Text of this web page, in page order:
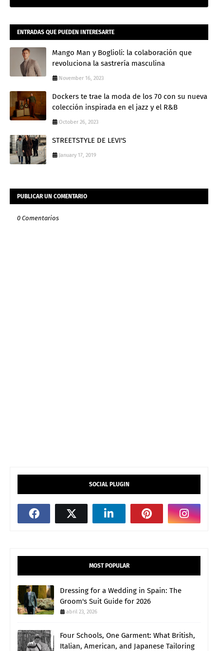
ENTRADAS QUE PUEDEN INTERESARTE
Mango Man y Boglioli: la colaboración que
revoluciona la sastrería masculina
November 16, 2023
Dockers te trae la moda de los 70 con su nueva
colección inspirada en el jazz y el R&B
October 26, 2023
STREETSTYLE DE LEVI'S
January 17, 2019
PUBLICAR UN COMENTARIO
0 Comentarios
SOCIAL PLUGIN
MOST POPULAR
Dressing for a Wedding in Spain: The
Groom's Suit Guide for 2026
abril 23, 2026
Four Schools, One Garment: What British,
Italian, American, and Japanese Tailoring